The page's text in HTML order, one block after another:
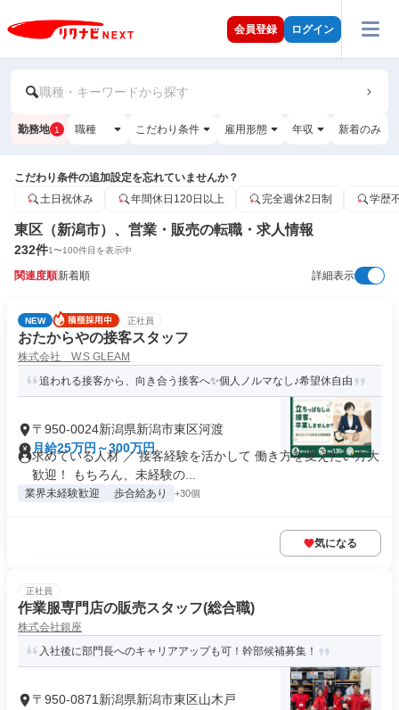
会員登録 ログイン
職種・キーワードから探す
勤務地 1 職種 こだわり条件 雇用形態 年収 新着のみ
こだわり条件の追加設定を忘れていませんか？
土日祝休み
年間休日120日以上 完全週休2日制 学歴
東区（新潟市）、営業・販売の転職・求人情報
232件1〜100件目を表示中
関連度順新着順 詳細表示
NEW 正社員
おたからやの接客スタッフ
株式会社 W.S GLEAM
追われる接客から、向き合う接客へ✨個人ノルマなし♪希望休自由
〒950-0024新潟県新潟市東区河渡
月給25万円～300万円
求めている人材 ／ 接客経験を活かして 働き方を変えたい方大
歓迎！ もちろん、未経験の...
業界未経験歓迎 歩合給あり +30個
気になる
正社員
作業服専門店の販売スタッフ(総合職)
株式会社銀座
入社後に部門長へのキャリアアップも可！幹部候補募集！
〒950-0871新潟県新潟市東区山木戸